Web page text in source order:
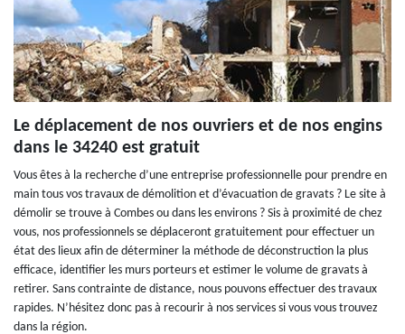
Le déplacement de nos ouvriers et de nos engins
dans le 34240 est gratuit
Vous êtes à la recherche d’une entreprise professionnelle pour prendre en
main tous vos travaux de démolition et d’évacuation de gravats ? Le site à
démolir se trouve à Combes ou dans les environs ? Sis à proximité de chez
vous, nos professionnels se déplaceront gratuitement pour effectuer un
état des lieux afin de déterminer la méthode de déconstruction la plus
efficace, identifier les murs porteurs et estimer le volume de gravats à
retirer. Sans contrainte de distance, nous pouvons effectuer des travaux
rapides. N’hésitez donc pas à recourir à nos services si vous vous trouvez
dans la région.